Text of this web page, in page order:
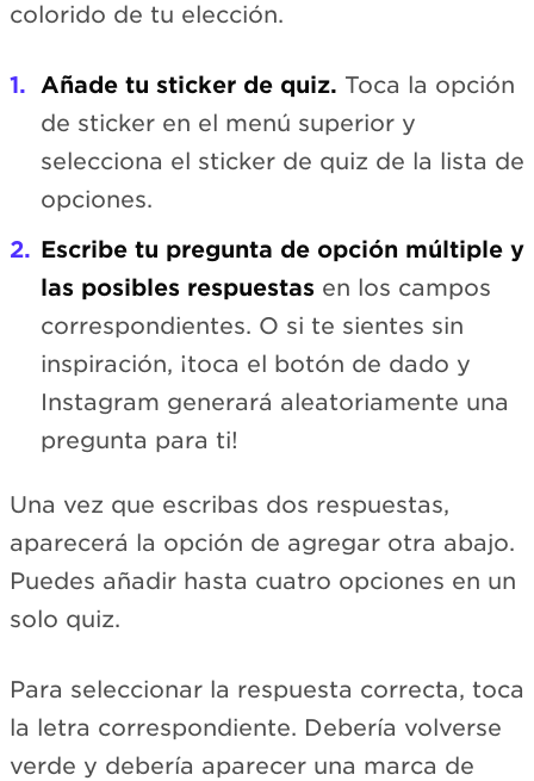
colorido de tu elección.
Añade tu sticker de quiz. Toca la opción
de sticker en el menú superior y
selecciona el sticker de quiz de la lista de
opciones.
Escribe tu pregunta de opción múltiple y
las posibles respuestas en los campos
correspondientes. O si te sientes sin
inspiración, ¡toca el botón de dado y
Instagram generará aleatoriamente una
pregunta para ti!
Una vez que escribas dos respuestas,
aparecerá la opción de agregar otra abajo.
Puedes añadir hasta cuatro opciones en un
solo quiz.
Para seleccionar la respuesta correcta, toca
la letra correspondiente. Debería volverse
verde y debería aparecer una marca de